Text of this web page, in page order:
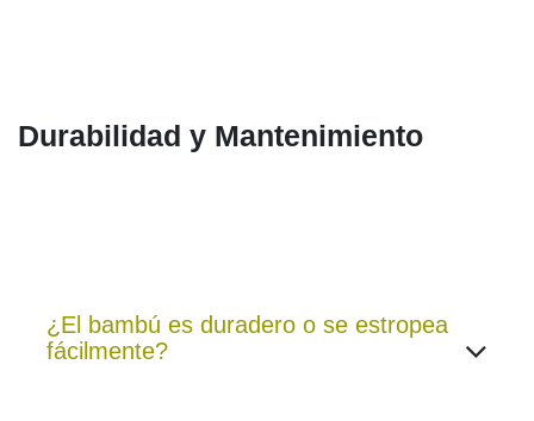
Durabilidad y Mantenimiento
¿El bambú es duradero o se estropea
fácilmente?